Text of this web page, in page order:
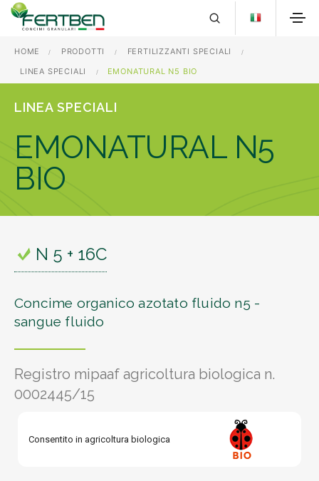
HOME PRODOTTI
FERTILIZZANTI SPECIALI
LINEA SPECIALI
EMONATURAL N5 BIO
LINEA SPECIALI
EMONATURAL N5
BIO
N 5 + 16C
Concime organico azotato fluido n5 -
sangue fluido
Registro mipaaf agricoltura biologica n.
0002445/15
Consentito in agricoltura biologica